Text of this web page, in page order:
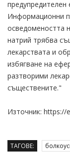
предупредителен
Информационни
осведомеността
натрий трябва
лекарствата и
избягване на
разтворими
съществените."
Източник: https://
ТАГОВЕ: